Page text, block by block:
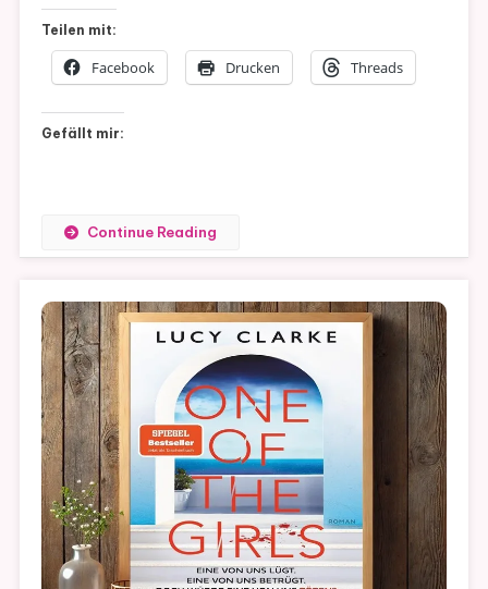
Teilen mit:
Facebook Drucken Threads
Gefällt mir:
Continue Reading